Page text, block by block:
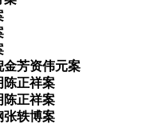
金芳资伟元案
陈正祥案
陈正祥案
张轶博案